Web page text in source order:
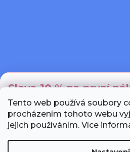
Tento web používá soubory
procházením tohoto webu
jejich používáním. Více
Sleva 10 % na první
Přihlaste se k newsletteru a
unikátní slevový kód.